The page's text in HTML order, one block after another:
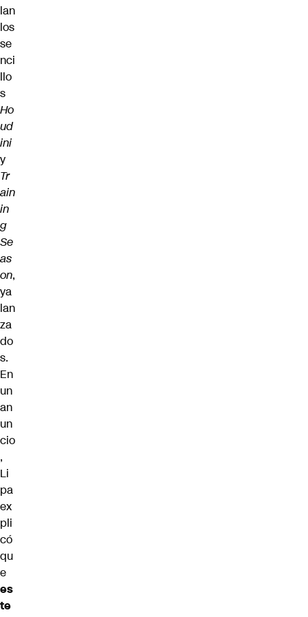
lan
los
se
nci
llo
s
Ho
ud
ini
y
Tr
ain
in
g
Se
as
on,
ya
lan
za
do
s.
En
un
an
un
cio
,
Li
pa
ex
pli
có
qu
e
es
te